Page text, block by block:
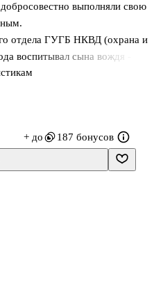
выполняли свою
отдела ГУГБ НКВД (охрана и
воспитывал сына вождя -
в 1-й отдел ГУГБ и с 1931
работал и отдыхал, о его
рассказывают о покушениях
30-х годов, говорят о
с Черчиллем и
+ до 187 бонусов